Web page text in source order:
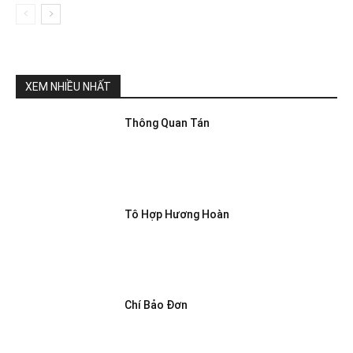
XEM NHIỀU NHẤT
Thông Quan Tán
Tô Hợp Hương Hoàn
Chí Bảo Đơn